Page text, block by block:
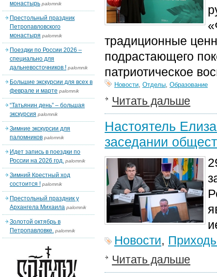
традиционные
подрастающего
патриотическое
Новости, Отделы, Образование
Читать дальше
Настоятель
заседании
Новости,
Читать дальше
монастырь palomnik
Престольный праздник
Петропавловского
монастыря palomnik
Поездки по России 2026 –
специально для
дальневосточников ! palomnik
Большие экскурсии для всех в
феврале и марте palomnik
“Татьянин день” – большая
экскурсия palomnik
Зимние экскурсии для
паломников palomnik
Идет запись в поездки по
России на 2026 год. palomnik
Зимний Крестный ход
состоится ! palomnik
Престольный праздник у
Архангела Михаила palomnik
Золотой октябрь в
Петропавловке. palomnik